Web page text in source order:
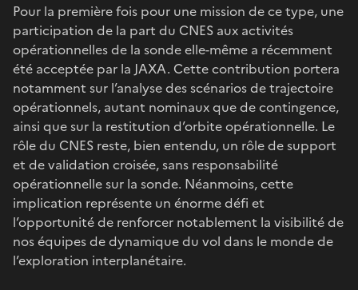
Pour la première fois pour une mission de ce type, une
participation de la part du CNES aux activités
opérationnelles de la sonde elle-même a récemment
été acceptée par la JAXA. Cette contribution portera
notamment sur l’analyse des scénarios de trajectoire
opérationnels, autant nominaux que de contingence,
ainsi que sur la restitution d’orbite opérationnelle. Le
rôle du CNES reste, bien entendu, un rôle de support
et de validation croisée, sans responsabilité
opérationnelle sur la sonde. Néanmoins, cette
implication représente un énorme défi et
l’opportunité de renforcer notablement la visibilité de
nos équipes de dynamique du vol dans le monde de
l’exploration interplanétaire.